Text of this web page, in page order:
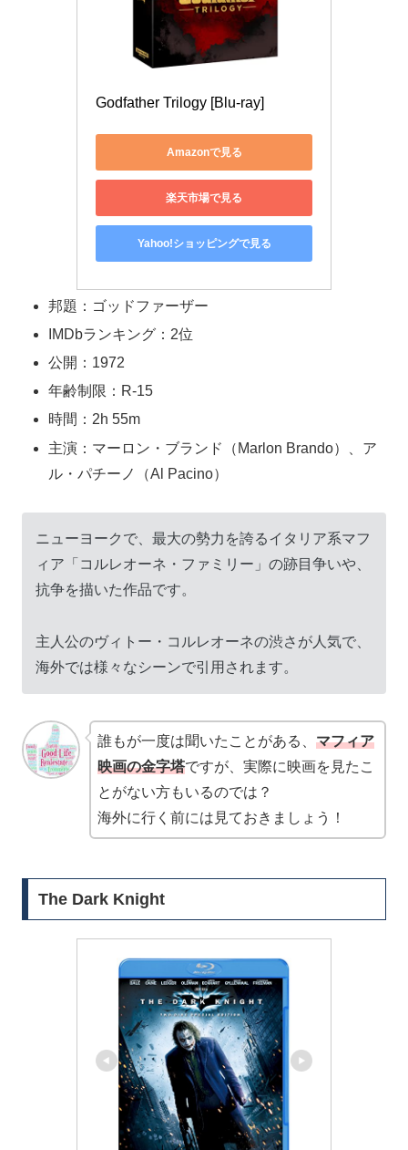
Godfather Trilogy [Blu-ray]
Amazonで見る
楽天市場で見る
Yahoo!ショッピングで見る
邦題：ゴッドファーザー
IMDbランキング：2位
公開：1972
年齢制限：R-15
時間：2h 55m
主演：マーロン・ブランド（Marlon Brando）、ア
ル・パチーノ（Al Pacino）
ニューヨークで、最大の勢力を誇るイタリア系マフ
ィア「コルレオーネ・ファミリー」の跡目争いや、
抗争を描いた作品です。
主人公のヴィトー・コルレオーネの渋さが人気で、
海外では様々なシーンで引用されます。
誰もが一度は聞いたことがある、 マフィア
映画の金字塔ですが、実際に映画を見たこ
とがない方もいるのでは？
海外に行く前には見ておきましょう！
The Dark Knight